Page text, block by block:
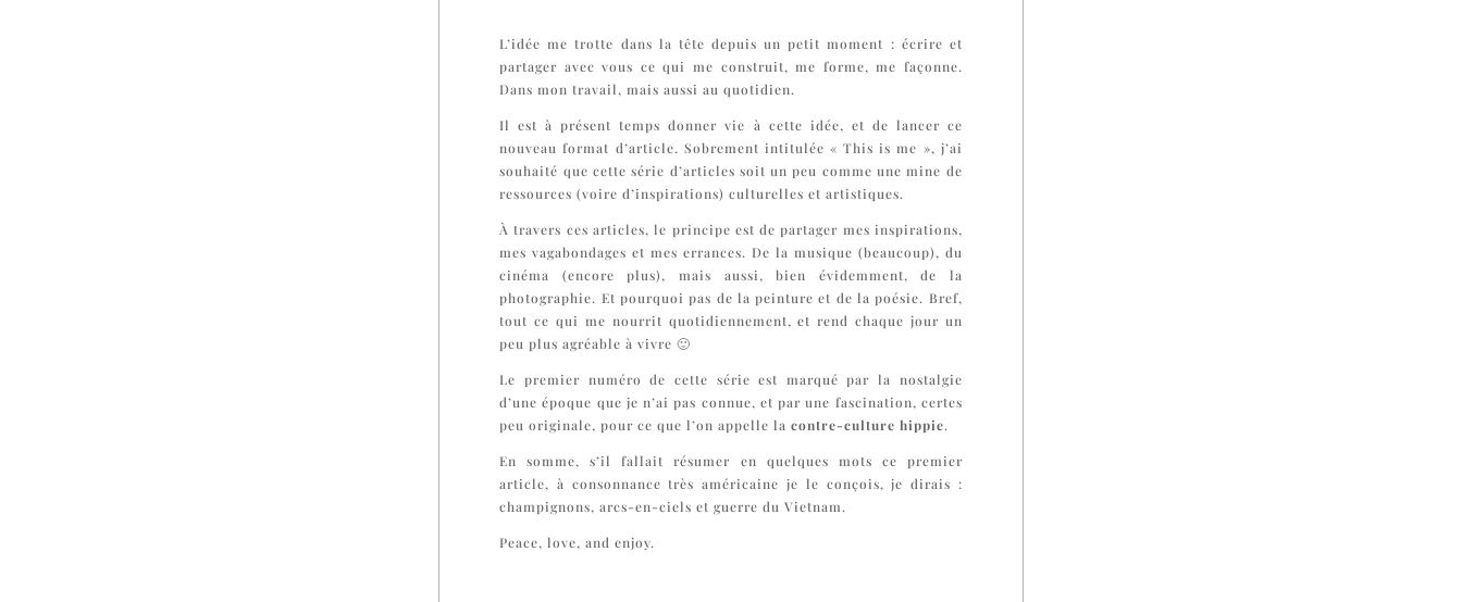
L’idée me trotte dans la tête depuis un petit moment : écrire et
partager avec vous ce qui me construit, me forme, me façonne.
Dans mon travail, mais aussi au quotidien.
Il est à présent temps donner vie à cette idée, et de lancer ce
nouveau format d’article. Sobrement intitulée « This is me », j’ai
souhaité que cette série d’articles soit un peu comme une mine de
ressources (voire d’inspirations) culturelles et artistiques.
À travers ces articles, le principe est de partager mes inspirations,
mes vagabondages et mes errances. De la musique (beaucoup), du
cinéma (encore plus), mais aussi, bien évidemment, de la
photographie. Et pourquoi pas de la peinture et de la poésie. Bref,
tout ce qui me nourrit quotidiennement, et rend chaque jour un
peu plus agréable à vivre 🙂
Le premier numéro de cette série est marqué par la nostalgie
d’une époque que je n’ai pas connue, et par une fascination, certes
peu originale, pour ce que l’on appelle lacontre-culture hippie.
En somme, s’il fallait résumer en quelques mots ce premier
article, à consonnance très américaine je le conçois, je dirais :
champignons, arcs-en-ciels et guerre du Vietnam.
Peace, love, and enjoy.